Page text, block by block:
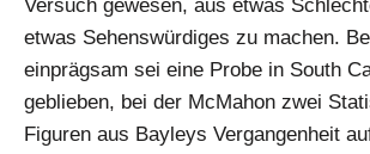
Versuch gewesen, aus etwas
etwas Sehenswürdiges zu machen.
einprägsam sei eine Probe in South
geblieben, bei der McMahon zwei
Figuren aus Bayleys Vergangenheit